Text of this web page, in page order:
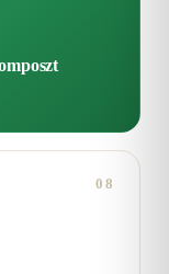
08